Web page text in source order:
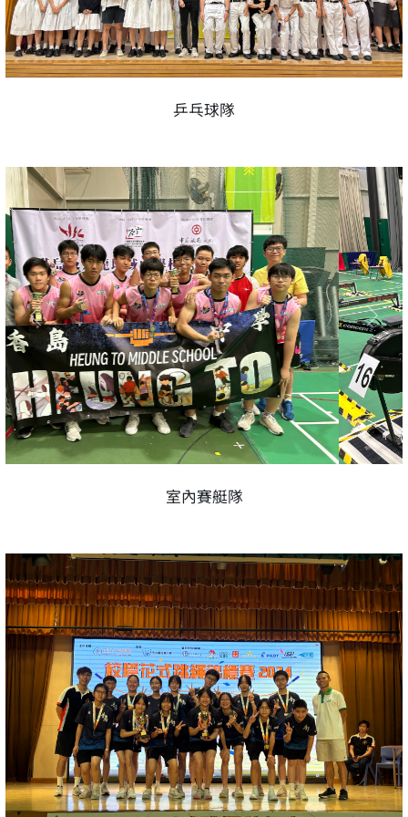
乒乓球隊
Previous Next
室內賽艇隊